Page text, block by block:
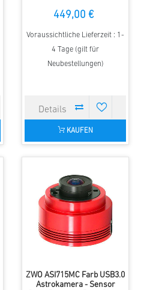
449,00 €
Voraussichtliche Lieferzeit : 1-
4 Tage (gilt für
Neubestellungen)
KAUFEN
ZWO ASI715MC Farb USB3.0
Astrokamera - Sensor